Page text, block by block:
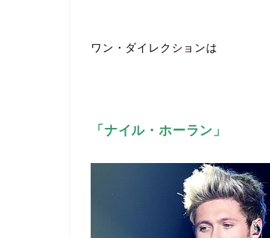
ワン・ダイレクションは
「ナイル・ホーラン」